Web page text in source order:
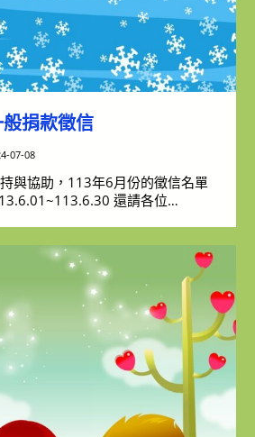
捐款徵信
07-08
與協助，113年6月份的徵信名單
還請各位…